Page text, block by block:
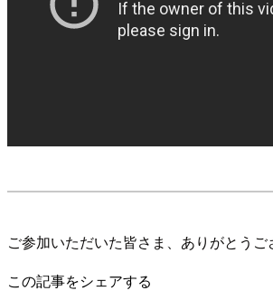
ご参加いただいた皆さま、ありがとうご
この記事をシェアする